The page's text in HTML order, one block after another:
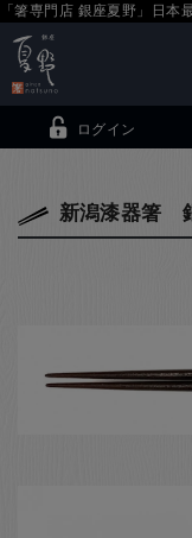
「箸専門店 銀座夏野」日本
ログイン
新潟漆器箸